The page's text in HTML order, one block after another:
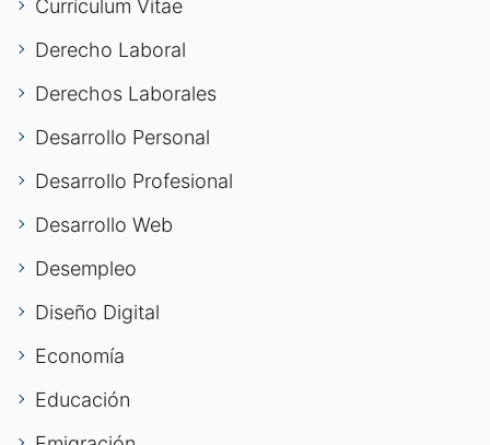
Currículum Vitae
Derecho Laboral
Derechos Laborales
Desarrollo Personal
Desarrollo Profesional
Desarrollo Web
Desempleo
Diseño Digital
Economía
Educación